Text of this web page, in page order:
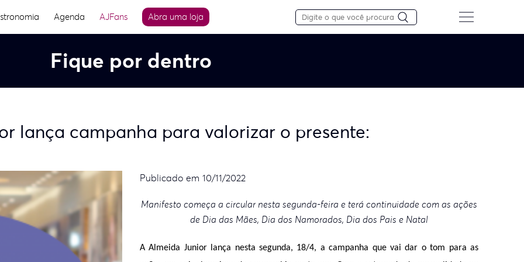
Agenda AJFans Abra uma loja
Fique por dentro
lança campanha para valorizar o presente:
Publicado em 10/11/2022
Manifesto começa a circular nesta segunda-feira e terá continuidade com as ações
de Dia das Mães, Dia dos Namorados, Dia dos Pais e Natal
A Almeida Junior lança nesta segunda, 18/4, a campanha que vai dar o tom para as